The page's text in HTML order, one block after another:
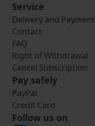
Service
Delivery and Payment
Contact
FAQ
Right of Withdrawal
Cancel Subscription
Pay safely
PayPal
Credit Card
Follow us on